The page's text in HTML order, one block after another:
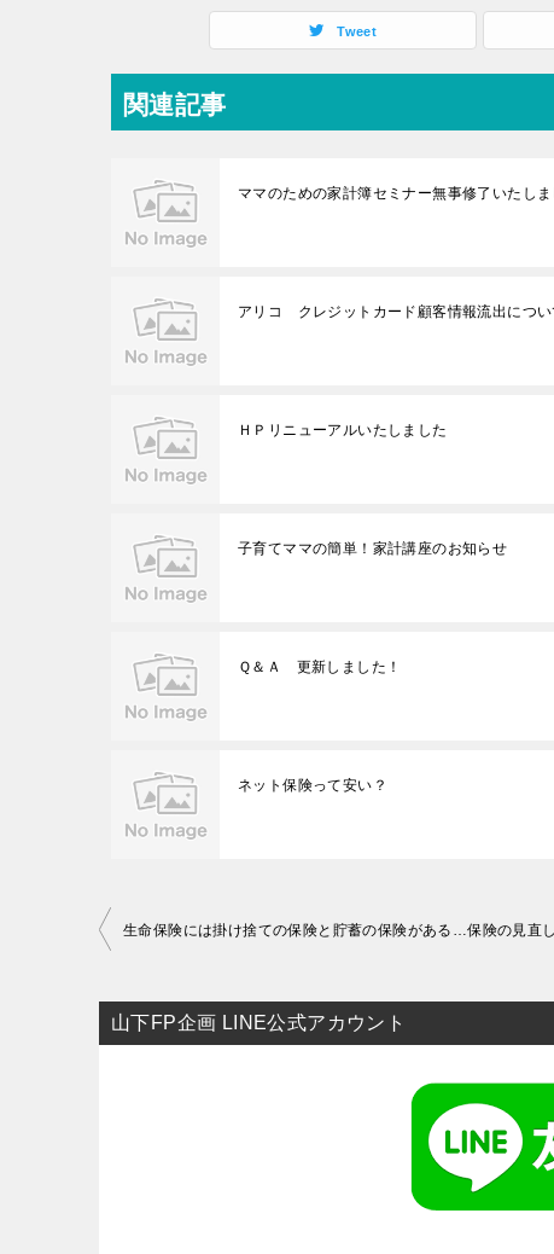
Tweet
関連記事
ママのための家計簿セミナー無事修了いたしま
アリコ クレジットカード顧客情報流出につい
ＨＰリニューアルいたしました
子育てママの簡単！家計講座のお知らせ
Ｑ＆Ａ 更新しました！
ネット保険って安い？
投
ナ
ビ
生命保険には掛け捨ての保険と貯蓄の保険がある…保険の見直
山下FP企画 LINE公式アカウント